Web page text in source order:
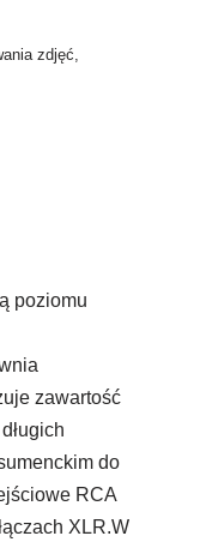
zdjęć,
poziomu
zawartość
do
RCA
XLR.W